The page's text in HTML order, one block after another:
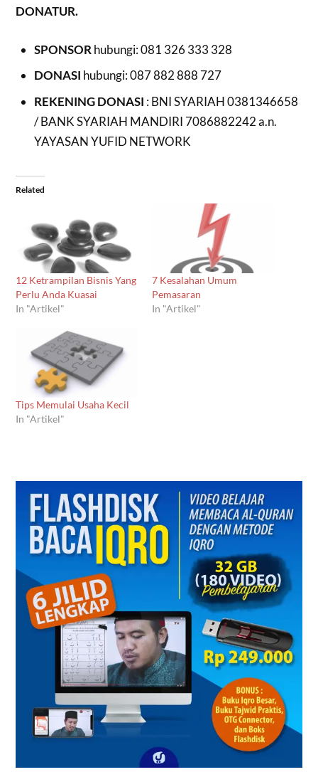
DONATUR.
SPONSOR hubungi: 081 326 333 328
DONASI hubungi: 087 882 888 727
REKENING DONASI : BNI SYARIAH 0381346658
/ BANK SYARIAH MANDIRI 7086882242 a.n.
YAYASAN YUFID NETWORK
Related
12 Ketrampilan Bisnis Yang
Perlu Anda Kuasai
In "Artikel"
7 Kesalahan Umum
Pemasaran
In "Artikel"
Tips Memulai Usaha Kecil
In "Artikel"